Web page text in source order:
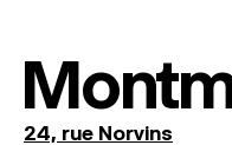
24, rue Norvins